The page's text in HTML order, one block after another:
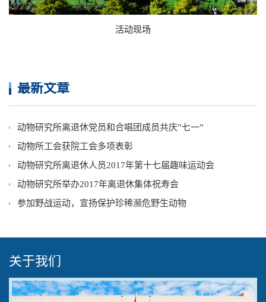
活动现场
最新文章
动物研究所离退休党员和合唱团成员共庆”七一”
动物所工会获院工会多项表彰
动物研究所离退休人员2017年第十七届趣味运动会
动物研究所举办2017年离退休集体祝寿会
参加野战运动，宣扬保护珍稀濒危野生动物
关于我们